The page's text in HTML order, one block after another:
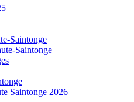
Saintonge
Saintonge
Saintonge 2026